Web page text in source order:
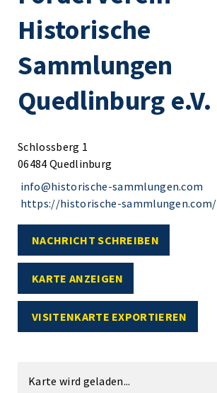
Historische
Sammlungen
Quedlinburg e.V.
Schlossberg 1
06484 Quedlinburg
info@historische-sammlungen.com
https://historische-sammlungen.com/
NACHRICHT SCHREIBEN
KARTE ANZEIGEN
VISITENKARTE EXPORTIEREN
Karte wird geladen...